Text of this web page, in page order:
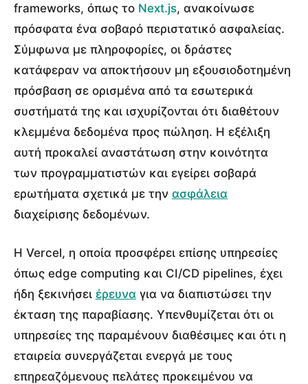
frameworks, όπως το Next.js, ανακοίνωσε
πρόσφατα ένα σοβαρό περιστατικό ασφαλείας.
Σύμφωνα με πληροφορίες, οι δράστες
κατάφεραν να αποκτήσουν μη εξουσιοδοτημένη
πρόσβαση σε ορισμένα από τα εσωτερικά
συστήματά της και ισχυρίζονται ότι διαθέτουν
κλεμμένα δεδομένα προς πώληση. Η εξέλιξη
αυτή προκαλεί αναστάτωση στην κοινότητα
των προγραμματιστών και εγείρει σοβαρά
ερωτήματα σχετικά με την ασφάλεια
διαχείρισης δεδομένων.
Η Vercel, η οποία προσφέρει επίσης υπηρεσίες
όπως edge computing και CI/CD pipelines, έχει
ήδη ξεκινήσει έρευνα για να διαπιστώσει την
έκταση της παραβίασης. Υπενθυμίζεται ότι οι
υπηρεσίες της παραμένουν διαθέσιμες και ότι η
εταιρεία συνεργάζεται ενεργά με τους
επηρεαζόμενους πελάτες προκειμένου να